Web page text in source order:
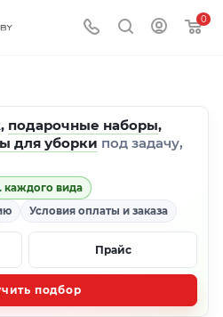
0
, подарочные наборы,
для уборки под задачу,
каждого вида
Условия оплаты и заказа
Прайс
подбор